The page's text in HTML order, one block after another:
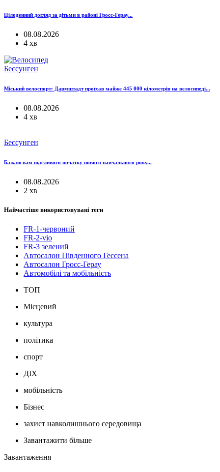
Цілоденний догляд за дітьми в районі Гросс-Герау...
08.08.2026
4 хв
Бессунген
Міський велоспорт: Дармштадт проїхав майже 445 000 кілометрів на велосипеді...
08.08.2026
4 хв
Бессунген
Бажаю вам щасливого початку нового навчального року...
08.08.2026
2 хв
Найчастіше використовувані теги
FR-1-червоний
FR-2-vio
FR-3 зелений
Автосалон Південного Гессена
Автосалон Гросс-Герау
Автомобілі та мобільність
ТОП
Місцевий
культура
політика
спорт
ДІХ
мобільність
Бізнес
захист навколишнього середовища
Завантажити більше
Завантаження